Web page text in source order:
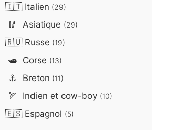
🇮🇹Italien (29)
🥢 Asiatique (29)
🇷🇺Russe (19)
🛥️ Corse (13)
⚓ Breton (11)
🏹 Indien et cow-boy (10)
🇪🇸Espagnol (5)